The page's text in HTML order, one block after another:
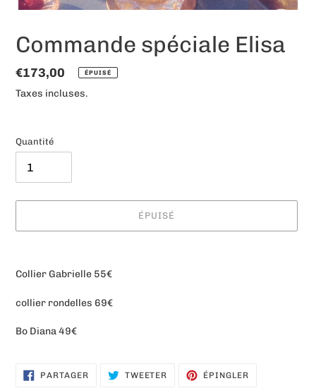
Commande spéciale Elisa
Prix
normal
€173,00 ÉPUISÉ
Taxes incluses.
Quantité
ÉPUISÉ
panier
Collier Gabrielle 55€
collier rondelles 69€
Bo Diana 49€
PARTAGER PARTAGERTWEETER TWEETERÉPINGLER